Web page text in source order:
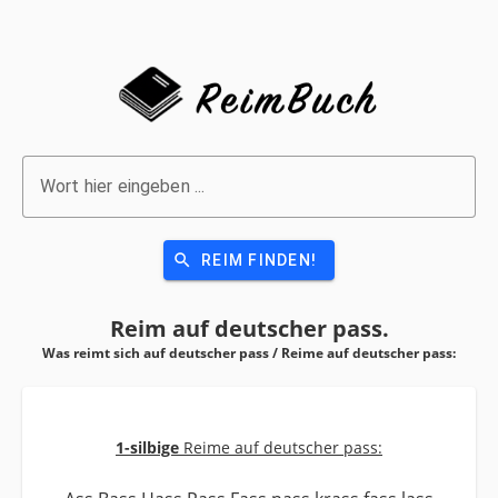
Wort hier eingeben ...
search REIM FINDEN!
Reim aufdeutscher pass.
Was reimt sich auf deutscher pass / Reime aufdeutscher pass:
1-silbige Reime auf deutscher pass: